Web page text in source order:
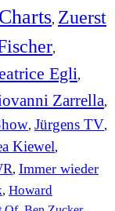
Charts, Zuerst
,
Egli,
Zarrella,
, Jürgens TV,
Kiewel,
, Immer wieder
, Howard